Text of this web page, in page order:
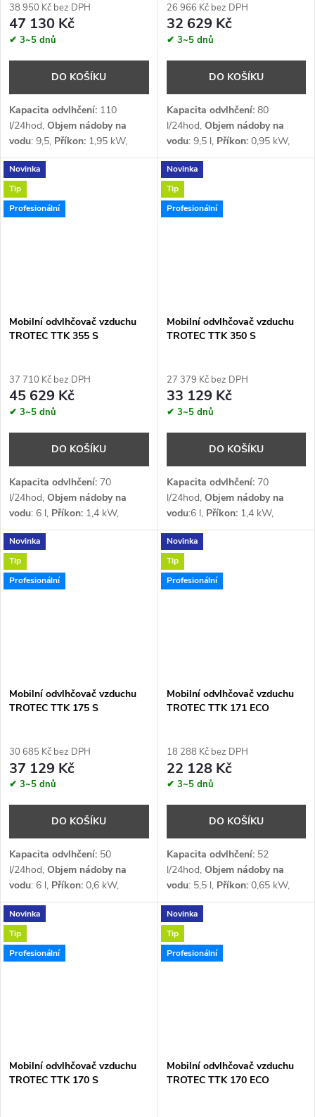
38 950 Kč bez DPH
47 130 Kč
✔ 3~5 dnů
DO KOŠÍKU
Kapacita odvlhčení: 110
l/24hod, Objem nádoby na
vodu: 9,5, Příkon: 1,95 kW,
Průtok vzduchu:1000 m³/h,
Napětí:
R290
26 966 Kč bez DPH
32 629 Kč
✔ 3~5 dnů
DO KOŠÍKU
Kapacita odvlhčení:80
l/24hod, Objem nádoby na
vodu: 9,5 l, Příkon:0,95 kW,
Průtok vzduchu:950 m³/h,
Napětí:
R290
Novinka
Tip
Profesionální
Mobilní odvlhčovač vzduchu
TROTEC TTK 355 S
37 710 Kč bez DPH
45 629 Kč
✔ 3~5 dnů
DO KOŠÍKU
Kapacita odvlhčení: 70
l/24hod, Objem nádoby na
vodu: 6 l, Příkon: 1,4 kW,
Průtok vzduchu:490 m³/h,
Napětí:
R290
Novinka
Tip
Profesionální
Mobilní odvlhčovač vzduchu
TROTEC TTK 350 S
27 379 Kč bez DPH
33 129 Kč
✔ 3~5 dnů
DO KOŠÍKU
Kapacita odvlhčení:70
l/24hod, Objem nádoby na
vodu:6 l, Příkon:1,4 kW,
Průtok vzduchu:490 m³/h,
Napětí:
R290
Novinka
Tip
Profesionální
Mobilní odvlhčovač vzduchu
TROTEC TTK 175 S
30 685 Kč bez DPH
37 129 Kč
✔ 3~5 dnů
DO KOŠÍKU
Kapacita odvlhčení: 50
l/24hod, Objem nádoby na
vodu: 6 l, Příkon: 0,6 kW,
Průtok vzduchu:580 m³/h,
Napětí:
R290
Novinka
Tip
Profesionální
Mobilní odvlhčovač vzduchu
TROTEC TTK 171 ECO
18 288 Kč bez DPH
22 128 Kč
✔ 3~5 dnů
DO KOŠÍKU
Kapacita odvlhčení:52
l/24hod, Objem nádoby na
vodu: 5,5 l, Příkon:0,65 kW,
Průtok vzduchu:450 m³/h,
Napětí:
R290
Novinka
Tip
Profesionální
Mobilní odvlhčovač vzduchu
TROTEC TTK 170 S
Novinka
Tip
Profesionální
Mobilní odvlhčovač vzduchu
TROTEC TTK 170 ECO